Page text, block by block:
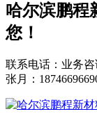
哈尔滨鹏程
您！
联系电话：业务咨
张月：